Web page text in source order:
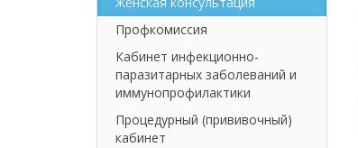
Профкомиссия
Кабинет инфекционно-
паразитарных заболеваний и
иммунопрофилактики
Процедурный (прививочный)
кабинет